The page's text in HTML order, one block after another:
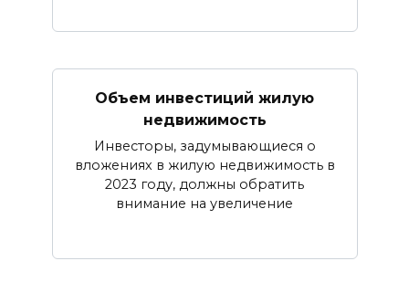
Объем инвестиций жилую
недвижимость
Инвесторы, задумывающиеся о
вложениях в жилую недвижимость в
2023 году, должны обратить
внимание на увеличение